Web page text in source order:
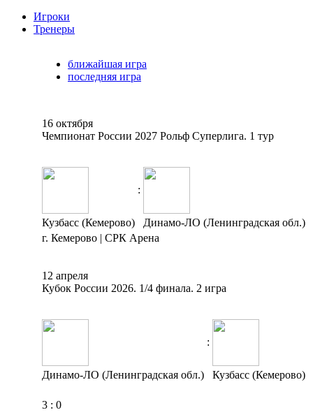
Игроки
Тренеры
ближайшая игра
последняя игра
16 октября
Чемпионат России 2027 Рольф Суперлига. 1 тур
:
Кузбасс (Кемерово)
Динамо-ЛО (Ленинградская обл.)
г. Кемерово | СРК Арена
12 апреля
Кубок России 2026. 1/4 финала. 2 игра
:
Динамо-ЛО (Ленинградская обл.) Кузбасс (Кемерово)
3 : 0